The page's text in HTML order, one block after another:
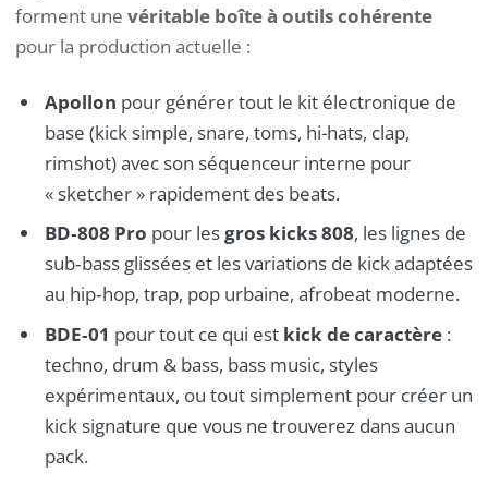
forment une véritable boîte à outils cohérente
pour la production actuelle :
Apollon pour générer tout le kit électronique de
base (kick simple, snare, toms, hi-hats, clap,
rimshot) avec son séquenceur interne pour
« sketcher » rapidement des beats.
BD‑808 Pro pour lesgros kicks 808, les lignes de
sub‑bass glissées et les variations de kick adaptées
au hip‑hop, trap, pop urbaine, afrobeat moderne.
BDE‑01 pour tout ce qui est kick de caractère:
techno, drum & bass, bass music, styles
expérimentaux, ou tout simplement pour créer un
kick signature que vous ne trouverez dans aucun
pack.